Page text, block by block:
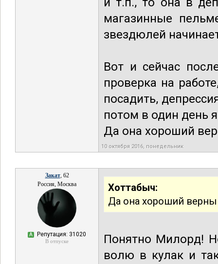
магазинные
звездюлей
Вот и сейчас
проверка на
посадить,
потом в один день
Да она хороший
10 октября 2016, понедельник
Закат, 62
Россия, Москва
А Репутация: 31020
В отпуске
Хоттабыч:
Да она хороший
Понятно Милорд!
волю в кулак и